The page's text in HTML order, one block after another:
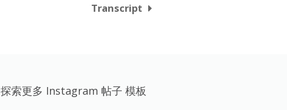
Transcript
探索更多 Instagram 帖子 模板